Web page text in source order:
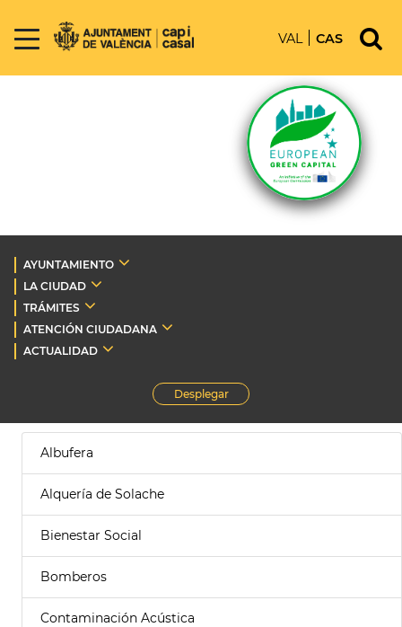
VAL CAS
AYUNTAMIENTO
LA CIUDAD
TRÁMITES
ATENCIÓN CIUDADANA
ACTUALIDAD
Desplegar
Albufera
Alquería de Solache
Bienestar Social
Bomberos
Contaminación Acústica